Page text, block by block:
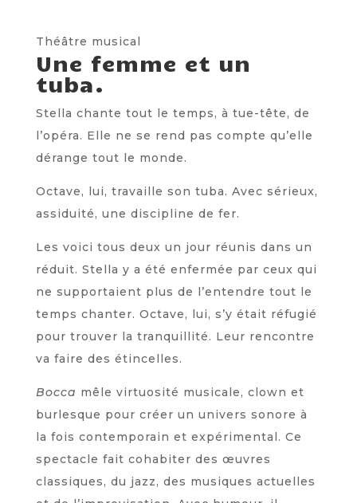
Théâtre musical
Une femme et un
tuba.
Stella chante tout le temps, à tue-tête, de
l’opéra. Elle ne se rend pas compte qu’elle
dérange tout le monde.
Octave, lui, travaille son tuba. Avec sérieux,
assiduité, une discipline de fer.
Les voici tous deux un jour réunis dans un
réduit. Stella y a été enfermée par ceux qui
ne supportaient plus de l’entendre tout le
temps chanter. Octave, lui, s’y était réfugié
pour trouver la tranquillité. Leur rencontre
va faire des étincelles.
Bocca mêle virtuosité musicale, clown et
burlesque pour créer un univers sonore à
la fois contemporain et expérimental. Ce
spectacle fait cohabiter des œuvres
classiques, du jazz, des musiques actuelles